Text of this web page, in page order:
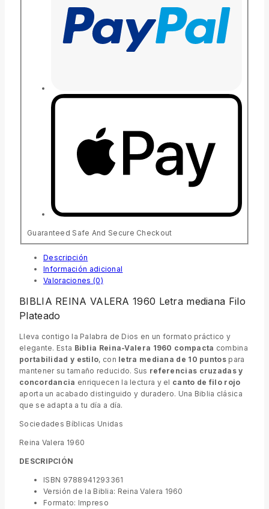
Guaranteed Safe And Secure Checkout
Descripción
Información adicional
Valoraciones (0)
BIBLIA REINA VALERA 1960 Letra mediana Filo
Plateado
Lleva contigo la Palabra de Dios en un formato práctico y
elegante. Esta Biblia Reina-Valera 1960 compacta combina
portabilidad y estilo, con letra mediana de 10 puntospara
mantener su tamaño reducido. Sus referencias cruzadas y
concordancia enriquecen la lectura y el canto de filo rojo
aporta un acabado distinguido y duradero. Una Biblia clásica
que se adapta a tu día a día.
Sociedades Bíblicas Unidas
Reina Valera 1960
DESCRIPCIÓN
ISBN 9788941293361
Versión de la Biblia: Reina Valera 1960
Formato: Impreso